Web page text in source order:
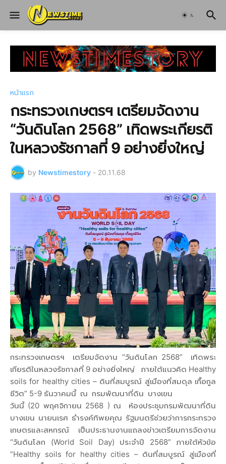
หน้าแรก
กระทรวงเกษตรฯ เตรียมจัดงาน
“วันดินโลก 2568” เทิดพระเกียรติ
ในหลวงรัชกาลที่ 9 อย่างยิ่งใหญ่
by Newstimestory - 20.11.68
กระทรวงเกษตรฯ เตรียมจัดงาน “วันดินโลก 2568” เทิดพระ
เกียรติในหลวงรัชกาลที่ 9 อย่างยิ่งใหญ่ ภายใต้แนวคิด Healthy
soils for healthy cities – ดินที่สมบูรณ์ สู่เมืองที่สมดุล เกื้อกูล
ชีวิต” 5-9 ธันวาคมนี้ ณ กรมพัฒนาที่ดิน บางเขน
วันนี้ (20 พฤศจิกายน 2568 ) ณ ห้องประชุมกรมพัฒนาที่ดิน
บางเขน นายนเรศ ธำรงค์ทิพยคุณ รัฐมนตรีช่วยว่าการกระทรวง
เกษตรและสหกรณ์ เป็นประธานงานแถลงข่าวเตรียมการจัดงาน
“วันดินโลก (World Soil Day) ประจำปี 2568” ภายใต้หัวข้อ
“Healthy soils for healthy cities – ดินที่สมบูรณ์ สู่เมืองที่